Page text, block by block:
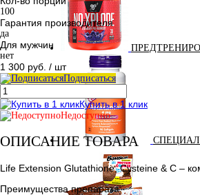
100
Гарантия производителя
да
Для мужчин
нет
1 300 руб. / шт
Подписаться
Купить в 1 клик
Недоступно
ОПИСАНИЕ ТОВАРА
Life Extension Glutathione, Cysteine & C –
Преимущества препарата: